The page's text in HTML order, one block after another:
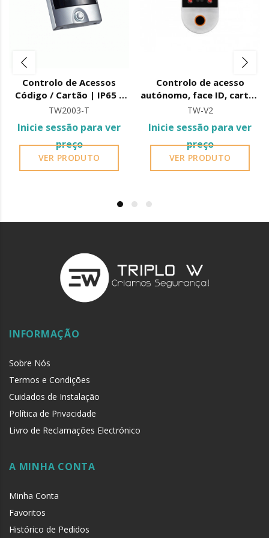
Controlo de Acessos
Código / Cartão | IP65 |
Impermeável
TW2003-T
Inicie sessão para ver
preço
VER PRODUTO
Controlo de acesso
autónomo, face ID, cartão
EM, 12vdc
TW-V2
Inicie sessão para ver
preço
VER PRODUTO
INFORMAÇÃO
Sobre Nós
Termos e Condições
Cuidados de Instalação
Política de Privacidade
Livro de Reclamações Electrónico
A MINHA CONTA
Minha Conta
Favoritos
Histórico de Pedidos